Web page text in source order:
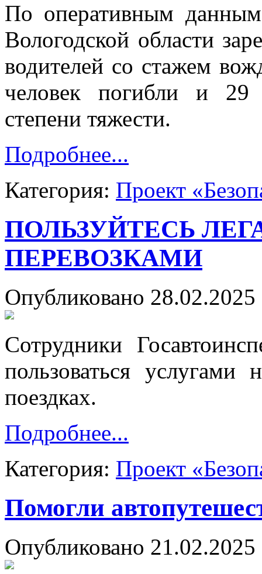
По оперативным
Вологодской области
водителей со стажем
человек погибли и 29
степени тяжести.
Подробнее...
Категория: Проект
ПОЛЬЗУЙТЕСЬ
ПЕРЕВОЗКАМИ
Опубликовано
Сотрудники
пользоваться услугами
поездках.
Подробнее...
Категория: Проект
Помогли
Опубликовано